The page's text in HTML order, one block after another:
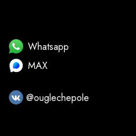
Whatsapp
MAX
@ouglechepole